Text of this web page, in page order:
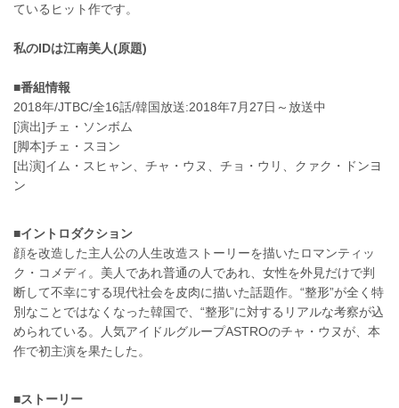
ているヒット作です。
私のIDは江南美人(原題)
■番組情報
2018年/JTBC/全16話/韓国放送:2018年7月27日～放送中
[演出]チェ・ソンボム
[脚本]チェ・スヨン
[出演]イム・スヒャン、チャ・ウヌ、チョ・ウリ、クァク・ドンヨ
ン
■イントロダクション
顔を改造した主人公の人生改造ストーリーを描いたロマンティッ
ク・コメディ。美人であれ普通の人であれ、女性を外見だけで判
断して不幸にする現代社会を皮肉に描いた話題作。“整形”が全く特
別なことではなくなった韓国で、“整形”に対するリアルな考察が込
められている。人気アイドルグループASTROのチャ・ウヌが、本
作で初主演を果たした。
■ストーリー